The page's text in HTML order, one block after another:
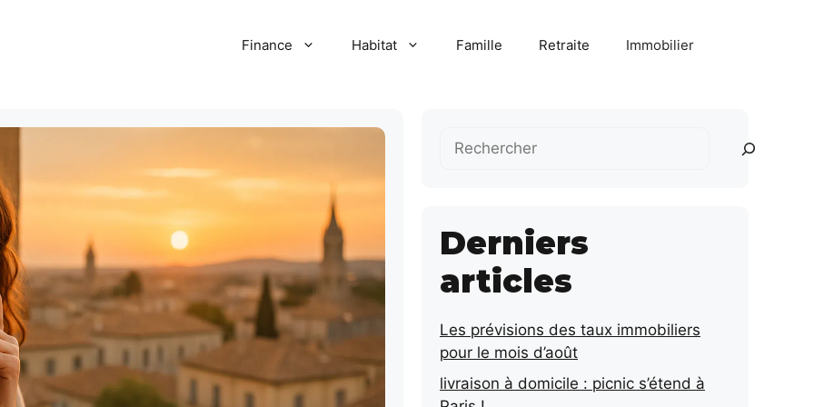
Finance Habitat Famille Retraite Immobilier
Rechercher
Derniers
articles
Les prévisions des taux immobiliers
pour le mois d’août
livraison à domicile : picnic s’étend à